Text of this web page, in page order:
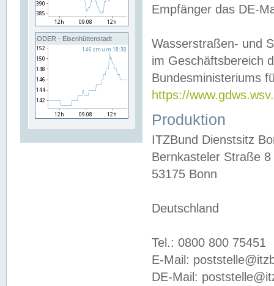
ODER - Eisenhüttenstadt
Empfänger das DE-
Wasserstraßen- und
im Geschäftsbereich
Bundesministeriums
https://
Produktion
ITZBund Dienstsitz
Bernkasteler Straße 8
53175 Bonn
Deutschland
Tel.: 0800 800 75451
E-Mail:
DE-Mail: